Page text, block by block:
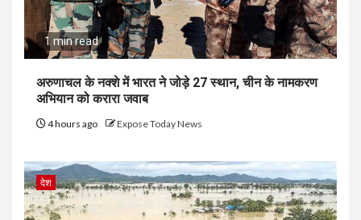
1 min read
अरुणाचल के नक्शे में भारत ने जोड़े 27 स्थान, चीन के नामकरण
अभियान को करारा जवाब
4 hours ago Expose Today News
देश